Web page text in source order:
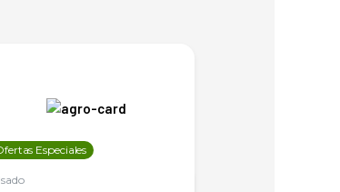
Especiales